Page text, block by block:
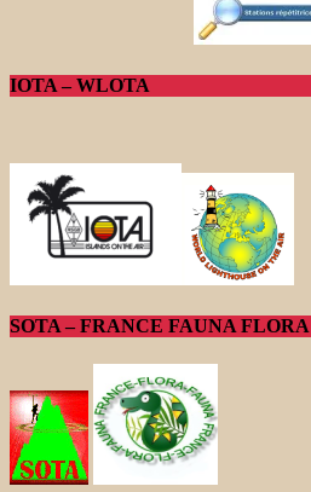
IOTA – WLOTA
SOTA – FRANCE FAUNA FLORA